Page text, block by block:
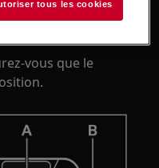
une formation
vous que le
tous les cookies